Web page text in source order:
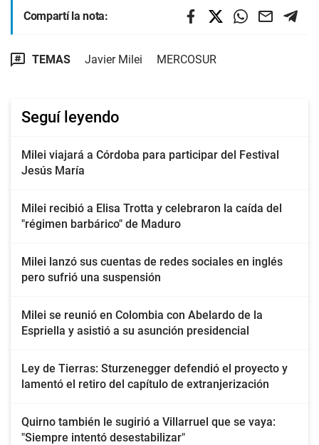
Compartí la nota:
TEMAS Javier Milei MERCOSUR
Seguí leyendo
Milei viajará a Córdoba para participar del Festival
Jesús María
Milei recibió a Elisa Trotta y celebraron la caída del
"régimen barbárico" de Maduro
Milei lanzó sus cuentas de redes sociales en inglés
pero sufrió una suspensión
Milei se reunió en Colombia con Abelardo de la
Espriella y asistió a su asunción presidencial
Ley de Tierras: Sturzenegger defendió el proyecto y
lamentó el retiro del capítulo de extranjerización
Quirno también le sugirió a Villarruel que se vaya:
"Siempre intentó desestabilizar"